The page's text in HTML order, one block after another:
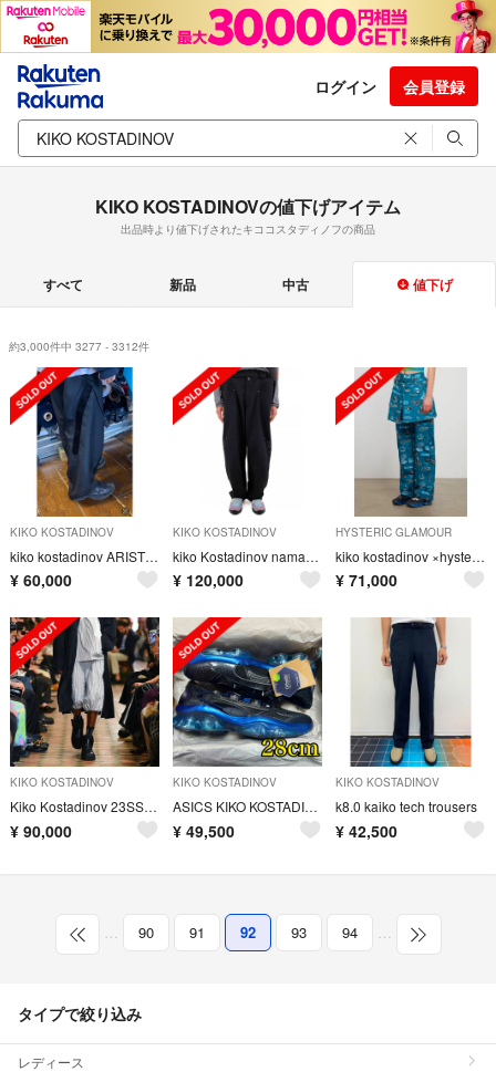
ログイン 会員登録
KIKO KOSTADINOVの値下げアイテム
出品時より値下げされたキココスタディノフの商品
すべて 新品 中古 値下げ
約3,000件中 3277 - 3312件
KIKO KOSTADINOV
kiko kostadinov ARISTIDES WIDE TROUSERS
¥ 60,000
KIKO KOSTADINOV
kiko Kostadinov namacheko our legacy
¥ 120,000
HYSTERIC GLAMOUR
kiko kostadinov ×hysteric glamour Msize
¥ 71,000
KIKO KOSTADINOV
Kiko Kostadinov 23SS KREUK WIDE SHORTS
¥ 90,000
KIKO KOSTADINOV
ASICS KIKO KOSTADINOV HYSTERIC GLAMOUR
¥ 49,500
KIKO KOSTADINOV
k8.0 kaiko tech trousers
¥ 42,500
… 90 91 92 93 94 …
タイプで絞り込み
レディース